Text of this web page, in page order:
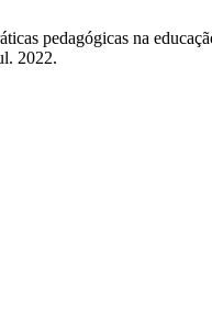
pedagógicas na
2022.